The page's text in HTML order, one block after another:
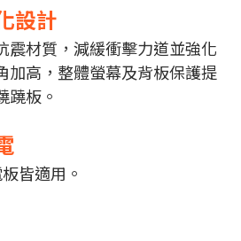
設計
震材質，減緩衝擊力道並強化
加高，整體螢幕及背板保護提
蹺板。
皆適用。